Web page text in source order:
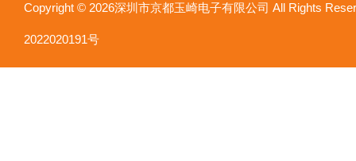
Copyright © 2026深圳市京都玉崎电子有限公司 All Rights
2022020191号